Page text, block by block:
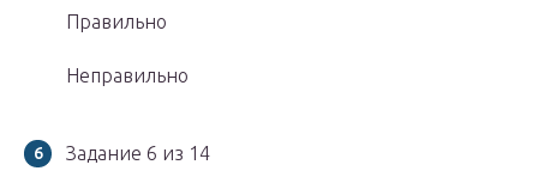
Правильно
Неправильно
Задание 6 из 14